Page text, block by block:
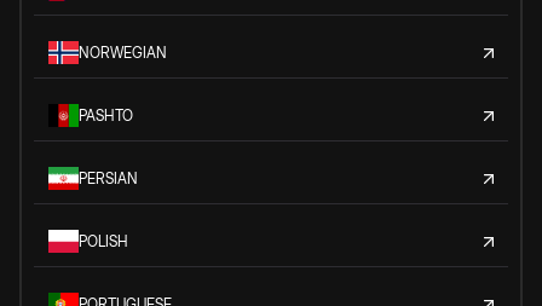
NORWEGIAN
PASHTO
PERSIAN
POLISH